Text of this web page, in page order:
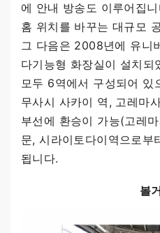
에 안내 방송도 이루어집
홈 위치를 바꾸는 대규모
그 다음은 2008년에 유니
다기능형 화장실이 설치되
모두 6역에서 구성되어 있
무사시 사카이 역, 고레마
부선에 환승이 가능(고레
문, 시라이토다이역으로부
됩니다.
볼